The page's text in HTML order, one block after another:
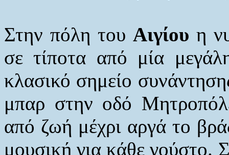
Στην πόλη του Αιγίου η
σε τίποτα από μία
κλασικό σημείο
μπαρ στην οδό
από ζωή μέχρι αργά το
μουσική για κάθε γούστο.